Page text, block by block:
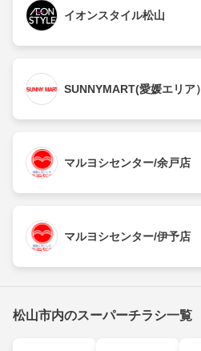
イオンスタイル松山
SUNNYMART(愛媛エリア）
マルヨシセンター/余戸店
マルヨシセンター/伊予店
松山市内のスーパーチラシ一覧